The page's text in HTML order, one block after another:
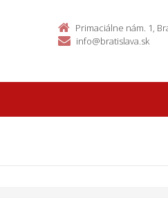
Primaciálne nám. 1,
info@bratislava.sk